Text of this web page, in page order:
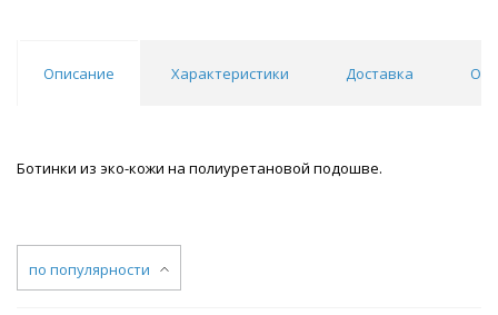
Описание Характеристики Доставка
Ботинки из эко-кожи на полиуретановой подошве.
по популярности